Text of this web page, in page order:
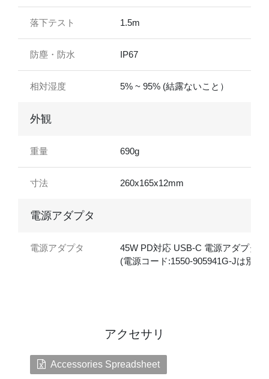
落下テスト 1.5m
防塵・防水 IP67
相対湿度 5% ~ 95% (結露ないこと）
外観
重量 690g
寸法 260x165x12mm
電源アダプタ
電源アダプタ
45W PD対応 USB-C 電源アダプタ
(電源コード:1550-905941G-Jは別売
アクセサリ
Accessories Spreadsheet